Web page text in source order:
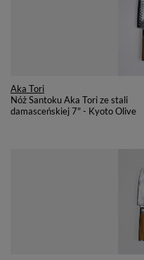
Aka Tori
Nóż Santoku Aka Tori ze stali
damasceńskiej 7" - Kyoto Olive